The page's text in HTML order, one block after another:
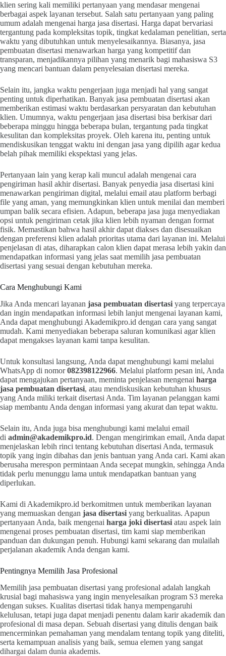
klien sering kali memiliki pertanyaan yang mendasar mengenai
berbagai aspek layanan tersebut. Salah satu pertanyaan yang paling
umum adalah mengenai harga jasa disertasi. Harga dapat bervariasi
tergantung pada kompleksitas topik, tingkat kedalaman penelitian, serta
waktu yang dibutuhkan untuk menyelesaikannya. Biasanya, jasa
pembuatan disertasi menawarkan harga yang kompetitif dan
transparan, menjadikannya pilihan yang menarik bagi mahasiswa S3
yang mencari bantuan dalam penyelesaian disertasi mereka.
Selain itu, jangka waktu pengerjaan juga menjadi hal yang sangat
penting untuk diperhatikan. Banyak jasa pembuatan disertasi akan
memberikan estimasi waktu berdasarkan persyaratan dan kebutuhan
klien. Umumnya, waktu pengerjaan jasa disertasi bisa berkisar dari
beberapa minggu hingga beberapa bulan, tergantung pada tingkat
kesulitan dan kompleksitas proyek. Oleh karena itu, penting untuk
mendiskusikan tenggat waktu ini dengan jasa yang dipilih agar kedua
belah pihak memiliki ekspektasi yang jelas.
Pertanyaan lain yang kerap kali muncul adalah mengenai cara
pengiriman hasil akhir disertasi. Banyak penyedia jasa disertasi kini
menawarkan pengiriman digital, melalui email atau platform berbagi
file yang aman, yang memungkinkan klien untuk menilai dan memberi
umpan balik secara efisien. Adapun, beberapa jasa juga menyediakan
opsi untuk pengiriman cetak jika klien lebih nyaman dengan format
fisik. Memastikan bahwa hasil akhir dapat diakses dan disesuaikan
dengan preferensi klien adalah prioritas utama dari layanan ini. Melalui
penjelasan di atas, diharapkan calon klien dapat merasa lebih yakin dan
mendapatkan informasi yang jelas saat memilih jasa pembuatan
disertasi yang sesuai dengan kebutuhan mereka.
Cara Menghubungi Kami
Jika Anda mencari layanan jasa pembuatan disertasi yang terpercaya
dan ingin mendapatkan informasi lebih lanjut mengenai layanan kami,
Anda dapat menghubungi Akademikpro.id dengan cara yang sangat
mudah. Kami menyediakan beberapa saluran komunikasi agar klien
dapat mengakses layanan kami tanpa kesulitan.
Untuk konsultasi langsung, Anda dapat menghubungi kami melalui
WhatsApp di nomor082398122966. Melalui platform pesan ini, Anda
dapat mengajukan pertanyaan, meminta penjelasan mengenai harga
jasa pembuatan disertasi, atau mendiskusikan kebutuhan khusus
yang Anda miliki terkait disertasi Anda. Tim layanan pelanggan kami
siap membantu Anda dengan informasi yang akurat dan tepat waktu.
Selain itu, Anda juga bisa menghubungi kami melalui email
di admin@akademikpro.id. Dengan mengirimkan email, Anda dapat
menjelaskan lebih rinci tentang kebutuhan disertasi Anda, termasuk
topik yang ingin dibahas dan jenis bantuan yang Anda cari. Kami akan
berusaha merespon permintaan Anda secepat mungkin, sehingga Anda
tidak perlu menunggu lama untuk mendapatkan bantuan yang
diperlukan.
Kami di Akademikpro.id berkomitmen untuk memberikan layanan
yang memuaskan dengan jasa disertasi yang berkualitas. Apapun
pertanyaan Anda, baik mengenai harga joki disertasi atau aspek lain
mengenai proses pembuatan disertasi, tim kami siap memberikan
panduan dan dukungan penuh. Hubungi kami sekarang dan mulailah
perjalanan akademik Anda dengan kami.
Pentingnya Memilih Jasa Profesional
Memilih jasa pembuatan disertasi yang profesional adalah langkah
krusial bagi mahasiswa yang ingin menyelesaikan program S3 mereka
dengan sukses. Kualitas disertasi tidak hanya mempengaruhi
kelulusan, tetapi juga dapat menjadi penentu dalam karir akademik dan
profesional di masa depan. Sebuah disertasi yang ditulis dengan baik
mencerminkan pemahaman yang mendalam tentang topik yang diteliti,
serta kemampuan analisis yang baik, semua elemen yang sangat
dihargai dalam dunia akademis.